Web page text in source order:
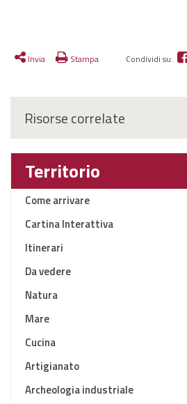
Invia Stampa Condividi su:
Risorse correlate
Territorio
Come arrivare
Cartina Interattiva
Itinerari
Da vedere
Natura
Mare
Cucina
Artigianato
Archeologia industriale